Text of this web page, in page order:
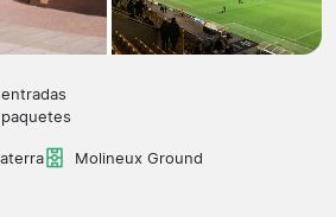
Molineux Ground